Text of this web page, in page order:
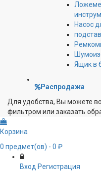
Насос
Ящик в
Распродажа
Для удобства, Вы можете
фильтром или заказать
Корзина
0 предмет(ов) - 0 ₽
Вход Регистрация